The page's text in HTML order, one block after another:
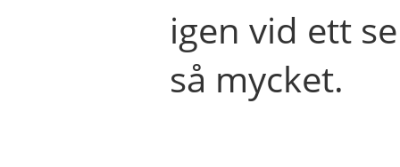
igen vid ett
så mycket.